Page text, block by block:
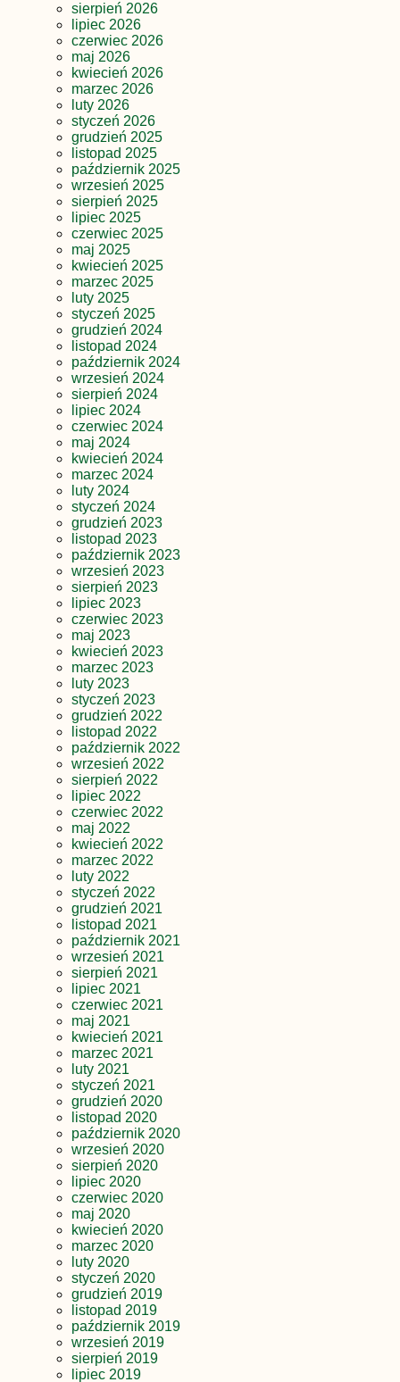
sierpień 2026
lipiec 2026
czerwiec 2026
maj 2026
kwiecień 2026
marzec 2026
luty 2026
styczeń 2026
grudzień 2025
listopad 2025
październik 2025
wrzesień 2025
sierpień 2025
lipiec 2025
czerwiec 2025
maj 2025
kwiecień 2025
marzec 2025
luty 2025
styczeń 2025
grudzień 2024
listopad 2024
październik 2024
wrzesień 2024
sierpień 2024
lipiec 2024
czerwiec 2024
maj 2024
kwiecień 2024
marzec 2024
luty 2024
styczeń 2024
grudzień 2023
listopad 2023
październik 2023
wrzesień 2023
sierpień 2023
lipiec 2023
czerwiec 2023
maj 2023
kwiecień 2023
marzec 2023
luty 2023
styczeń 2023
grudzień 2022
listopad 2022
październik 2022
wrzesień 2022
sierpień 2022
lipiec 2022
czerwiec 2022
maj 2022
kwiecień 2022
marzec 2022
luty 2022
styczeń 2022
grudzień 2021
listopad 2021
październik 2021
wrzesień 2021
sierpień 2021
lipiec 2021
czerwiec 2021
maj 2021
kwiecień 2021
marzec 2021
luty 2021
styczeń 2021
grudzień 2020
listopad 2020
październik 2020
wrzesień 2020
sierpień 2020
lipiec 2020
czerwiec 2020
maj 2020
kwiecień 2020
marzec 2020
luty 2020
styczeń 2020
grudzień 2019
listopad 2019
październik 2019
wrzesień 2019
sierpień 2019
lipiec 2019